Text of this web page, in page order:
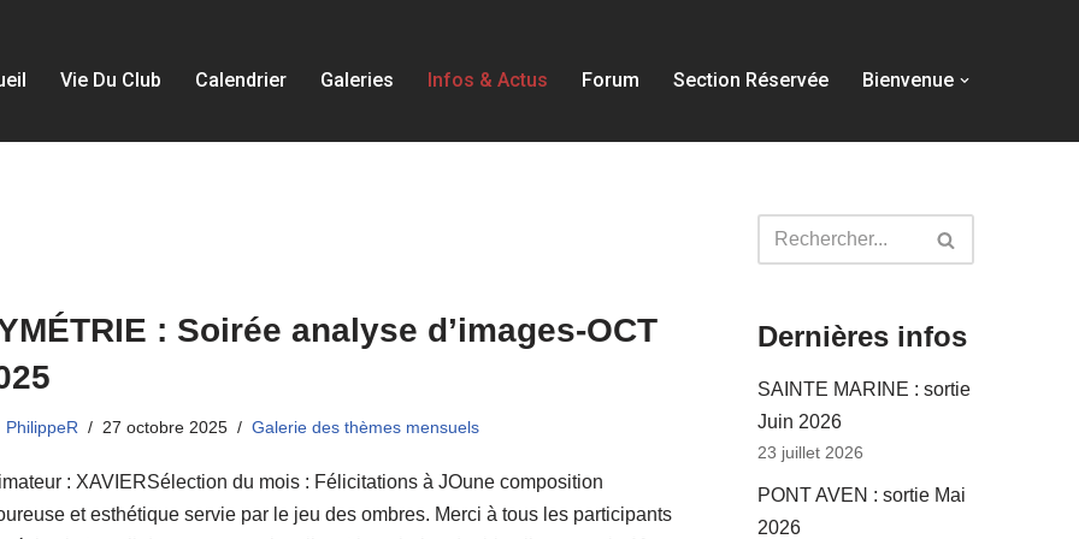
Vie Du Club Calendrier Galeries Infos & Actus Forum Section Réservée Bienvenue
: Soirée analyse d’images-OCT
PhilippeR 27 octobre 2025 Galerie des thèmes mensuels
: XAVIERSélection du mois : Félicitations à JOune composition
et esthétique servie par le jeu des ombres. Merci à tous les participants
Dernières infos
SAINTE MARINE : sortie
Juin 2026
23 juillet 2026
PONT AVEN : sortie Mai
2026